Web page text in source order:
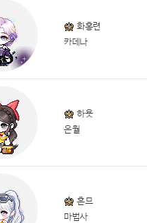
화홍련
카데나
하욧
은월
흔므
마법사